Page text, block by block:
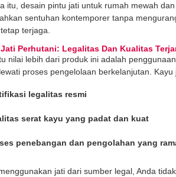
itu, desain pintu jati untuk rumah mewah
sentuhan kontemporer tanpa
terjaga.
Perhutani: Legalitas Dan Kualitas
nilai lebih dari produk ini adalah penggunaan
proses pengelolaan berkelanjutan.
legalitas resmi
serat kayu yang padat dan kuat
penebangan dan pengolahan yang
jati dari sumber legal, Anda